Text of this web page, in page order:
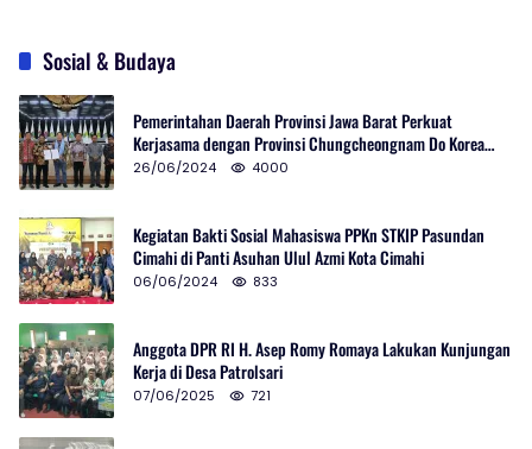
Sosial & Budaya
Pemerintahan Daerah Provinsi Jawa Barat Perkuat
Kerjasama dengan Provinsi Chungcheongnam Do Korea
Selatan
26/06/2024 4000
Kegiatan Bakti Sosial Mahasiswa PPKn STKIP Pasundan
Cimahi di Panti Asuhan Ulul Azmi Kota Cimahi
06/06/2024 833
Anggota DPR RI H. Asep Romy Romaya Lakukan Kunjungan
Kerja di Desa Patrolsari
07/06/2025 721